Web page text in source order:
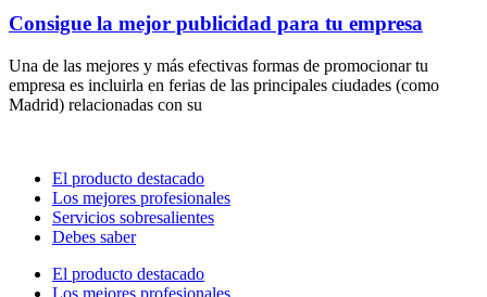
Consigue la mejor publicidad para tu empresa
Una de las mejores y más efectivas formas de promocionar tu
empresa es incluirla en ferias de las principales ciudades (como
Madrid) relacionadas con su
El producto destacado
Los mejores profesionales
Servicios sobresalientes
Debes saber
El producto destacado